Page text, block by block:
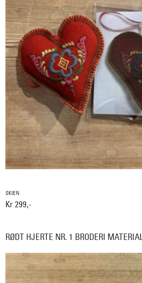
SKIEN
Kr 299,-
RØDT HJERTE NR. 1 BRODERI